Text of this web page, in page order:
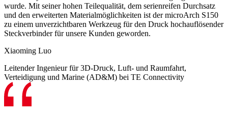
wurde. Mit seiner hohen Teilequalität, dem serienreifen Durchsatz
und den erweiterten Materialmöglichkeiten ist der microArch S150
zu einem unverzichtbaren Werkzeug für den Druck hochauflösender
Steckverbinder für unsere Kunden geworden.
Xiaoming Luo
Leitender Ingenieur für 3D-Druck, Luft- und Raumfahrt,
Verteidigung und Marine (AD&M) bei TE Connectivity